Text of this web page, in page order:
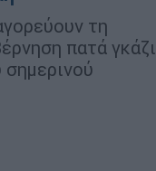
τη
πατά γκάζι